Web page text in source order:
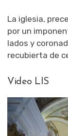
La iglesia,
por un
lados y
recubierta de
Video LIS